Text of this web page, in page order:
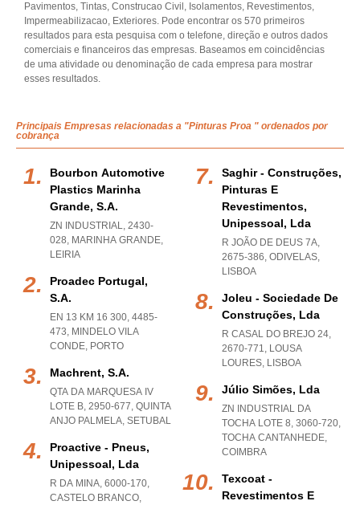
Pavimentos, Tintas, Construcao Civil, Isolamentos, Revestimentos,
Impermeabilizacao, Exteriores. Pode encontrar os 570 primeiros
resultados para esta pesquisa com o telefone, direção e outros dados
comerciais e financeiros das empresas. Baseamos em coincidências
de uma atividade ou denominação de cada empresa para mostrar
esses resultados.
Principais Empresas relacionadas a "Pinturas Proa " ordenados por
cobrança
Bourbon Automotive
Plastics Marinha
Grande, S.a.
ZN INDUSTRIAL, 2430-
028, MARINHA GRANDE,
LEIRIA
Proadec Portugal,
S.a.
EN 13 KM 16 300, 4485-
473, MINDELO VILA
CONDE, PORTO
Machrent, S.a.
QTA DA MARQUESA IV
LOTE B, 2950-677, QUINTA
ANJO PALMELA, SETUBAL
Proactive - Pneus,
Unipessoal, Lda
R DA MINA, 6000-170,
CASTELO BRANCO,
Saghir - Construções,
Pinturas E
Revestimentos,
Unipessoal, Lda
R JOÃO DE DEUS 7A,
2675-386, ODIVELAS,
LISBOA
Joleu - Sociedade De
Construções, Lda
R CASAL DO BREJO 24,
2670-771, LOUSA
LOURES, LISBOA
Júlio Simões, Lda
ZN INDUSTRIAL DA
TOCHA LOTE 8, 3060-720,
TOCHA CANTANHEDE,
COIMBRA
Texcoat -
Revestimentos E